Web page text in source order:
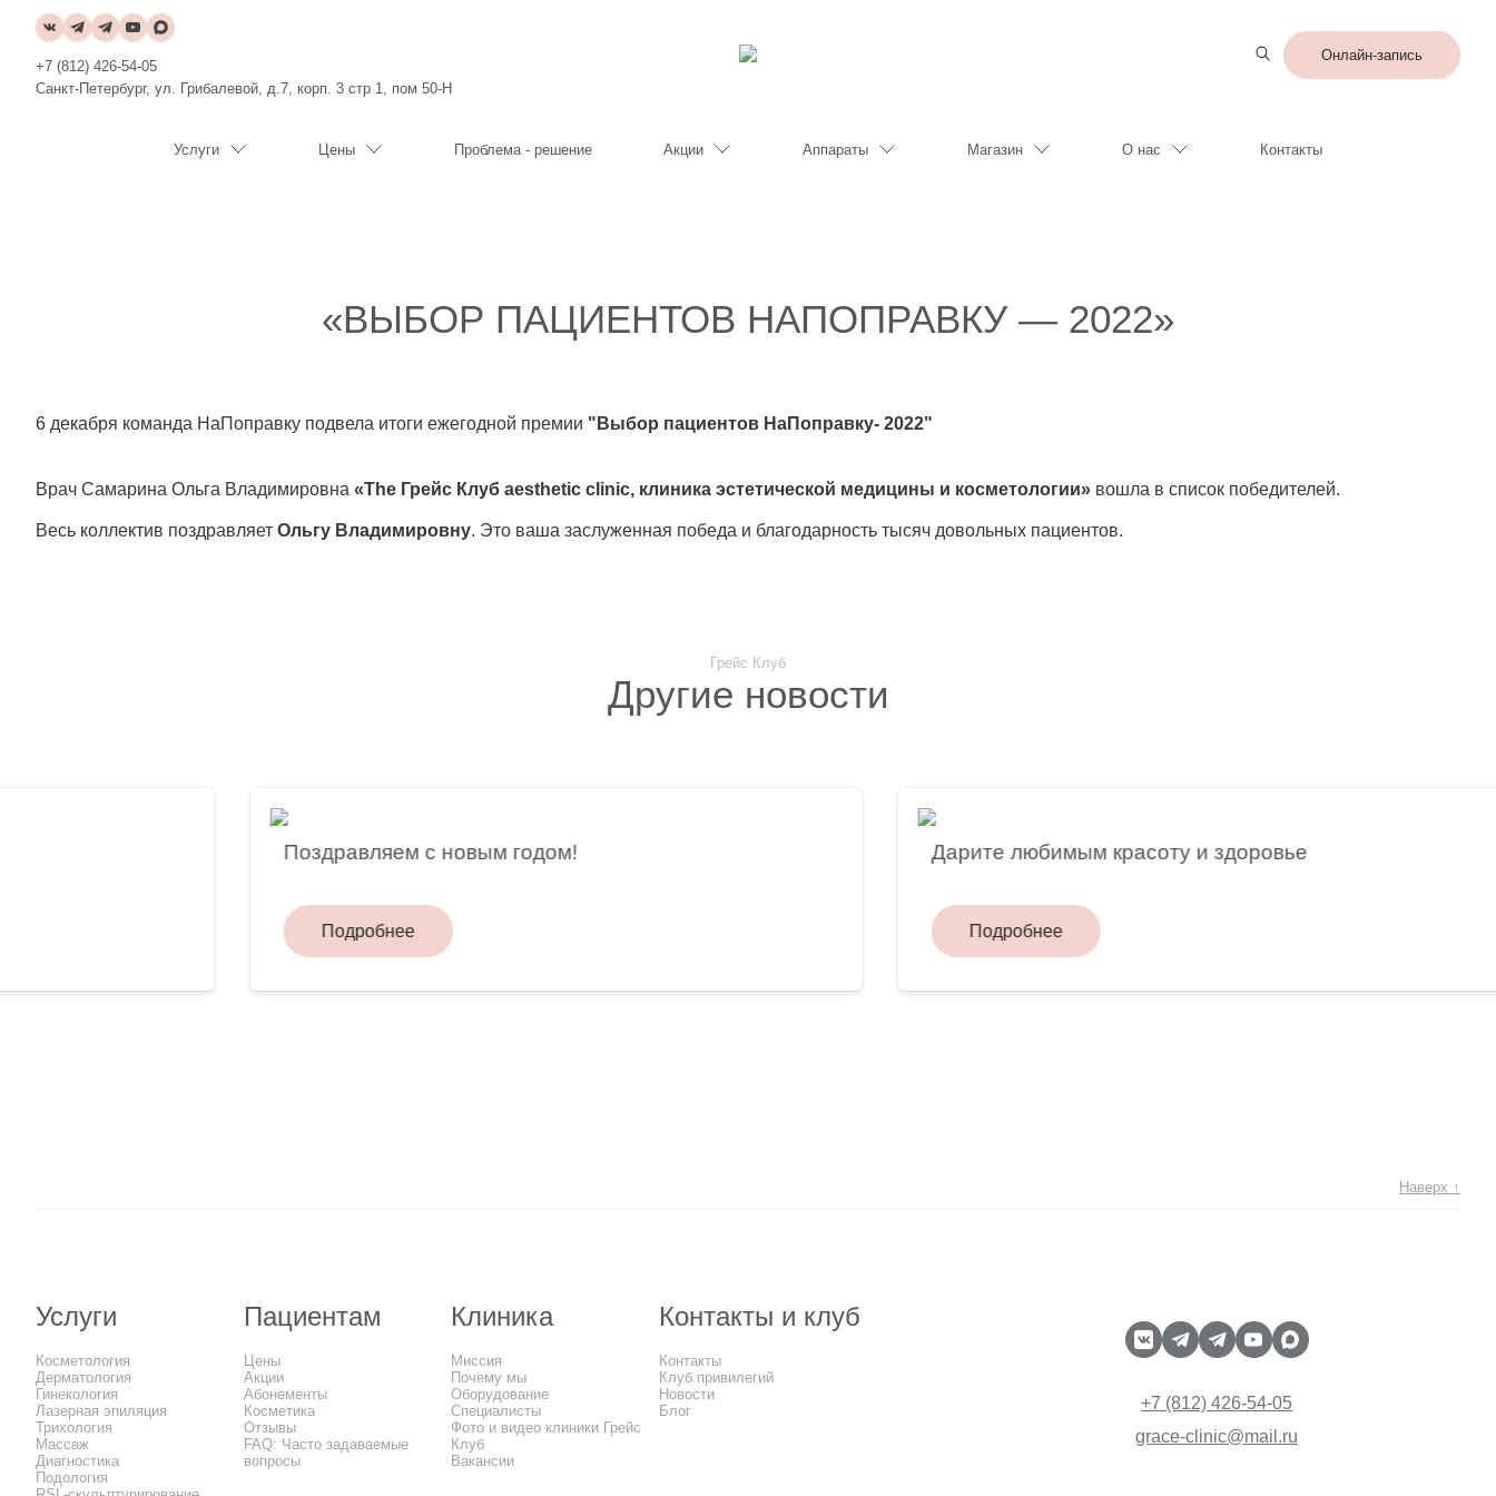
+7 (812) 426-54-05
Санкт-Петербург, ул. Грибалевой, д.7, корп. 3 стр 1, пом 50-Н
Онлайн-запись
Услуги Цены Проблема - решение Акции Аппараты Магазин О нас Контакты
«ВЫБОР ПАЦИЕНТОВ НАПОПРАВКУ — 2022»
6 декабря команда НаПоправку подвела итоги ежегодной премии "Выбор пациентов НаПоправку- 2022"
Врач Самарина Ольга Владимировна «The Грейс Клуб aesthetic clinic, клиника эстетической медицины и косметологии» вошла в список победителей.
Весь коллектив поздравляет Ольгу Владимировну. Это ваша заслуженная победа и благодарность тысяч довольных пациентов.
Грейс Клуб
Другие новости
Поздравляем с новым годом!
Подробнее
Дарите любимым красоту и здоровье
Подробнее
Наверх ↑
Услуги
Косметология
Дерматология
Гинекология
Лазерная эпиляция
Трихология
Массаж
Диагностика
Подология
Пациентам
Цены
Акции
Абонементы
Косметика
Отзывы
FAQ: Часто задаваемые
вопросы
Клиника
Миссия
Почему мы
Оборудование
Специалисты
Фото и видео клиники Грейс
Клуб
Вакансии
Контакты и клуб
Контакты
Клуб привилегий
Новости
Блог
+7 (812) 426-54-05
grace-clinic@mail.ru